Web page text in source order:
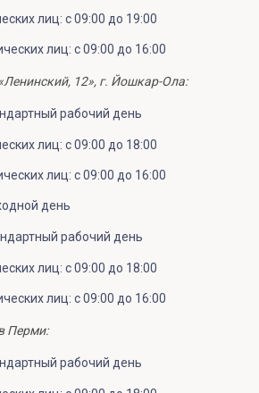
лиц: с 09:00 до 19:00
лиц: с 09:00 до 16:00
12», г. Йошкар-Ола:
рабочий день
лиц: с 09:00 до 18:00
лиц: с 09:00 до 16:00
день
рабочий день
лиц: с 09:00 до 18:00
лиц: с 09:00 до 16:00
Перми:
рабочий день